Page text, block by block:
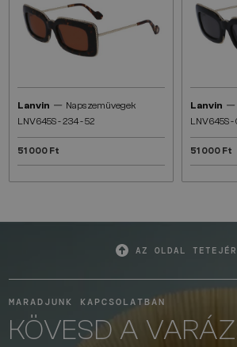
Lanvin — Napszemüvegek
LNV645S - 234 - 52
51 000 Ft
Lanvin —
LNV645S -
51 000 Ft
AZ OLDAL
MARADJUNK KAPCSOLATBAN
KÖVESD A